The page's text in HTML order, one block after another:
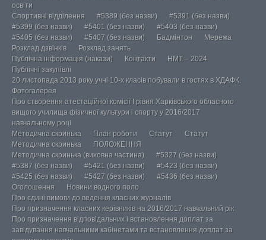
освіти
Спортивні відділення
#5389 (без назви)
#5391 (без назви)
#5399 (без назви)
#5401 (без назви)
#5403 (без назви)
#5405 (без назви)
#5407 (без назви) Бадмінтон
Мережа
Розклад дзвінків
Розклад занять
Публічна інформація (накази)
Контакти
НМТ – 2024
Публічні закупівлі
20 листопада 2013 року учні 10-х класів побували в гостях в ХДАФК.
Фотогалерея
Про створення атестаційної комісії І рівня Харківського обласного
вищого училища фізичної культури і спорту у 2016/2017
навчальному році
Методична скринька
План роботи Статут
Статут
Методична скринька
ПОЛОЖЕННЯ
Методична скринька (виховна частина)
#5327 (без назви)
#5387 (без назви)
#5421 (без назви)
#5423 (без назви)
#5425 (без назви)
#5427 (без назви)
#5436 (без назви)
Оголошення
Новини водного поло
Про єдині вимоги до ведення класних журналів
Про призначення класних керівників на 2016/2017 навчальний рік
Про призначення відповідальних і встановлення доплат за
завідування навчальними кабінетами та встановлення доплат за